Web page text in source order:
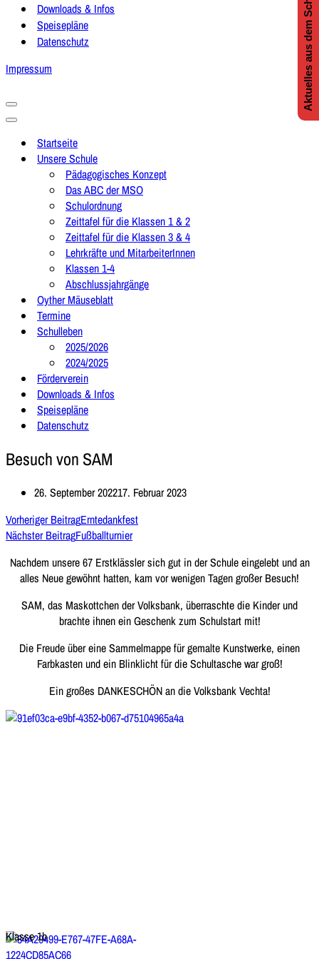
Downloads & Infos
Speisepläne
Datenschutz
Impressum
Navigationsmenü
Navigationsmenü
Startseite
Unsere Schule
Pädagogisches Konzept
Das ABC der MSO
Schulordnung
Zeittafel für die Klassen 1 & 2
Zeittafel für die Klassen 3 & 4
Lehrkräfte und MitarbeiterInnen
Klassen 1-4
Abschlussjahrgänge
Oyther Mäuseblatt
Termine
Schulleben
2025/2026
2024/2025
Förderverein
Downloads & Infos
Speisepläne
Datenschutz
Besuch von SAM
26. September 202217. Februar 2023
Vorheriger BeitragErntedankfest
Nächster BeitragFußballturnier
Nachdem unsere 67 Erstklässler sich gut in der Schule eingelebt und an
alles Neue gewöhnt hatten, kam vor wenigen Tagen großer Besuch!
SAM, das Maskottchen der Volksbank, überraschte die Kinder und
brachte ihnen ein Geschenk zum Schulstart mit!
Die Freude über eine Sammelmappe für gemalte Kunstwerke, einen
Farbkasten und ein Blinklicht für die Schultasche war groß!
Ein großes DANKESCHÖN an die Volksbank Vechta!
Klasse 1b
Aktuelles aus dem Schulleben